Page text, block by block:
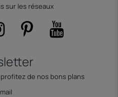
sur les réseaux
de nos bons plans